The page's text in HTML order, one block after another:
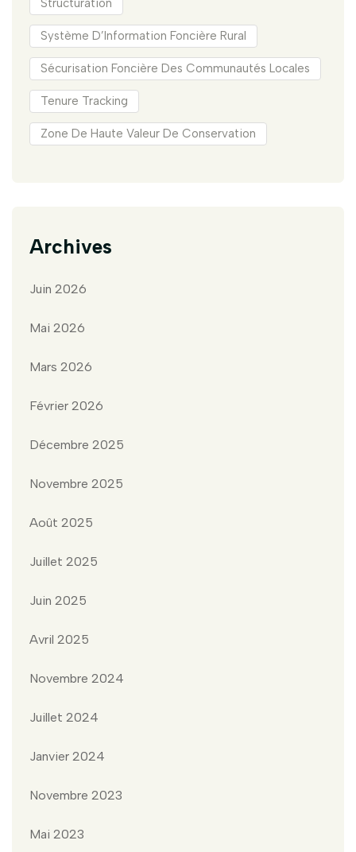
Structuration
Système D’Information Foncière Rural
Sécurisation Foncière Des Communautés Locales
Tenure Tracking
Zone De Haute Valeur De Conservation
Archives
Juin 2026
Mai 2026
Mars 2026
Février 2026
Décembre 2025
Novembre 2025
Août 2025
Juillet 2025
Juin 2025
Avril 2025
Novembre 2024
Juillet 2024
Janvier 2024
Novembre 2023
Mai 2023